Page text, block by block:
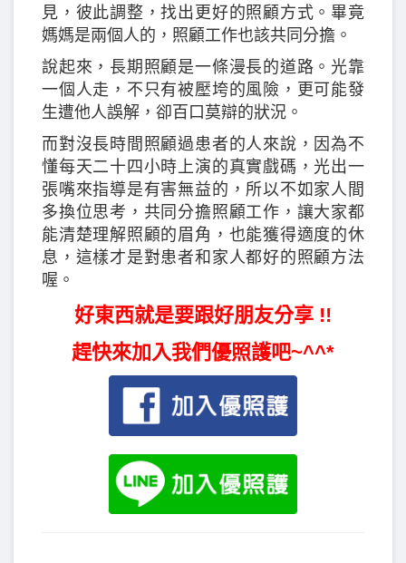
見，彼此調整，找出更好的照顧方式。畢竟
媽媽是兩個人的，照顧工作也該共同分擔。
說起來，長期照顧是一條漫長的道路。光靠
一個人走，不只有被壓垮的風險，更可能發
生遭他人誤解，卻百口莫辯的狀況。
而對沒長時間照顧過患者的人來說，因為不
懂每天二十四小時上演的真實戲碼，光出一
張嘴來指導是有害無益的，所以不如家人間
多換位思考，共同分擔照顧工作，讓大家都
能清楚理解照顧的眉角，也能獲得適度的休
息，這樣才是對患者和家人都好的照顧方法
喔。
好東西就是要跟好朋友分享 !!
趕快來加入我們優照護吧~^^*